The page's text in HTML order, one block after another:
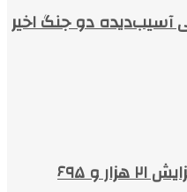
صنعتی آسیب‌دیده دو جنگ اخیر
بورس امروز رشد کرد؛ افزایش ۲۱ هزار و ۶۹۵